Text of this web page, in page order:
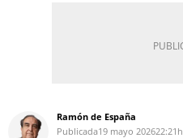
Ramón de España
Publicada19 mayo 202622:21h